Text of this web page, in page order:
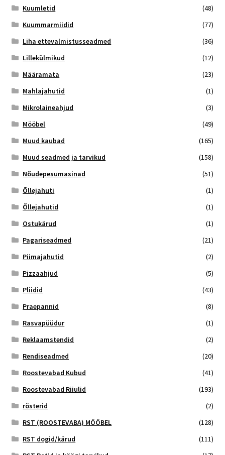
Kuumletid
(48)
Kuummarmiidid
(77)
Liha ettevalmistusseadmed
(36)
Lillekülmikud
(12)
Määramata
(23)
Mahlajahutid
(1)
Mikrolaineahjud
(3)
Mööbel
(49)
Muud kaubad
(165)
Muud seadmed ja tarvikud
(158)
Nõudepesumasinad
(51)
Õllejahuti
(1)
Õllejahutid
(1)
Ostukärud
(1)
Pagariseadmed
(21)
Piimajahutid
(2)
Pizzaahjud
(5)
Pliidid
(43)
Praepannid
(8)
Rasvapüüdur
(1)
Reklaamstendid
(2)
Rendiseadmed
(20)
Roostevabad Kubud
(41)
Roostevabad Riiulid
(193)
rösterid
(2)
RST (ROOSTEVABA) MÖÖBEL
(128)
RST dogid/kärud
(111)